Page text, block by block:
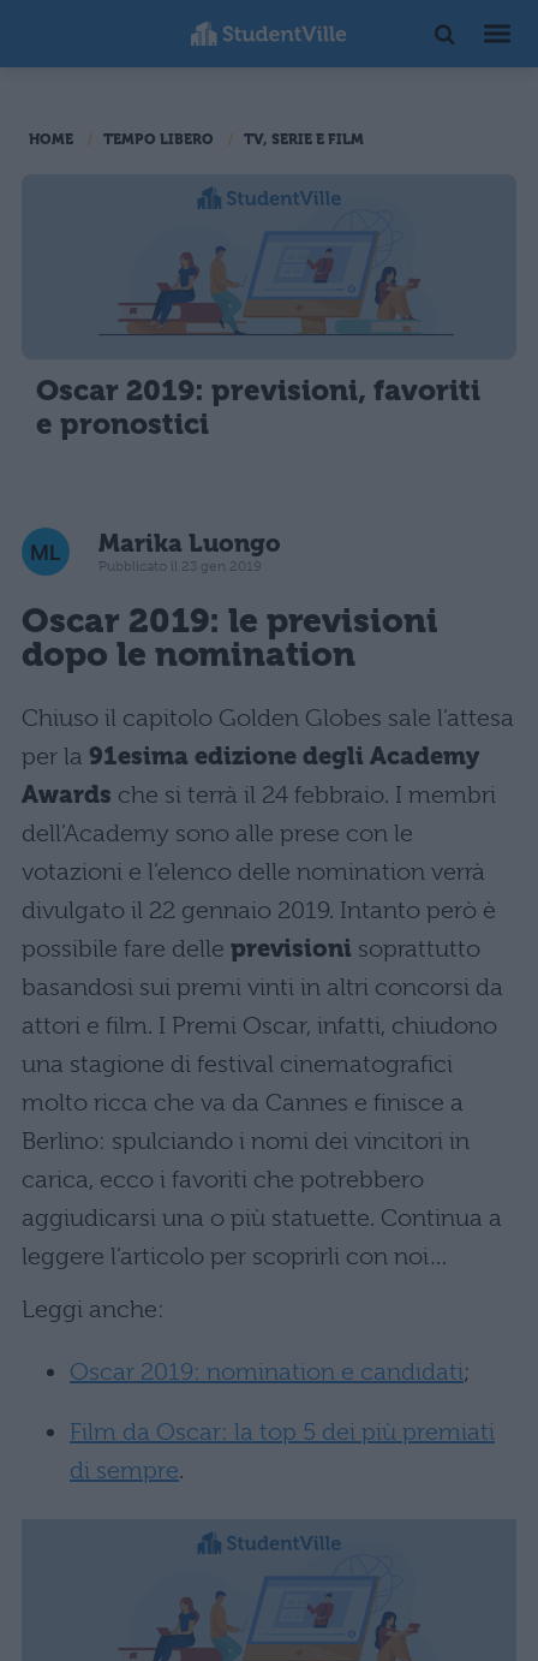
HOME TEMPO LIBERO TV, SERIE E FILM
Oscar 2019: previsioni, favoriti
e pronostici
Marika Luongo
Pubblicato il 23 gen 2019
Oscar 2019: le previsioni
dopo le nomination
Chiuso il capitolo Golden Globes sale l’attesa
per la 91esima edizione degli Academy
Awards che si terrà il 24 febbraio. I membri
dell’Academy sono alle prese con le
votazioni e l’elenco delle nomination verrà
divulgato il 22 gennaio 2019. Intanto però è
possibile fare delle previsioni soprattutto
basandosi sui premi vinti in altri concorsi da
attori e film. I Premi Oscar, infatti, chiudono
una stagione di festival cinematografici
molto ricca che va da Cannes e finisce a
Berlino: spulciando i nomi dei vincitori in
carica, ecco i favoriti che potrebbero
aggiudicarsi una o più statuette. Continua a
leggere l’articolo per scoprirli con noi…
Leggi anche:
Oscar 2019: nomination e candidati;
Film da Oscar: la top 5 dei più premiati
di sempre.